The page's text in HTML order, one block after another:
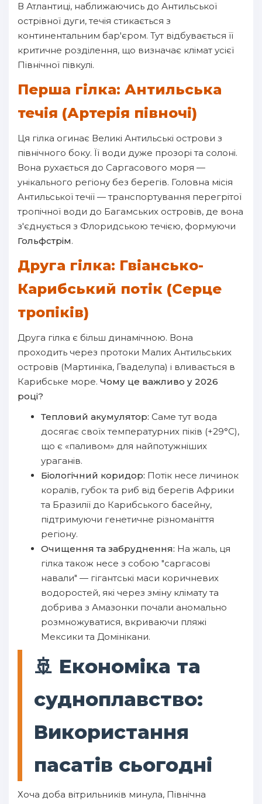
В Атлантиці, наближаючись до Антильської
острівної дуги, течія стикається з
континентальним бар'єром. Тут відбувається її
критичне розділення, що визначає клімат усієї
Північної півкулі.
Перша гілка: Антильська
течія (Артерія півночі)
Ця гілка огинає Великі Антильські острови з
північного боку. Її води дуже прозорі та солоні.
Вона рухається до Саргасового моря —
унікального регіону без берегів. Головна місія
Антильської течії — транспортування перегрітої
тропічної води до Багамських островів, де вона
з'єднується з Флоридською течією, формуючи
Гольфстрім.
Друга гілка: Гвіансько-
Карибський потік (Серце
тропіків)
Друга гілка є більш динамічною. Вона
проходить через протоки Малих Антильських
островів (Мартиніка, Гваделупа) і вливається в
Карибське море. Чому це важливо у 2026
році?
Тепловий акумулятор: Саме тут вода
досягає своїх температурних піків (+29°C),
що є «паливом» для найпотужніших
ураганів.
Біологічний коридор: Потік несе личинок
коралів, губок та риб від берегів Африки
та Бразилії до Карибського басейну,
підтримуючи генетичне різноманіття
регіону.
Очищення та забруднення: На жаль, ця
гілка також несе з собою "саргасові
навали" — гігантські маси коричневих
водоростей, які через зміну клімату та
добрива з Амазонки почали аномально
розмножуватися, вкриваючи пляжі
Мексики та Домінікани.
🚢 Економіка та
судноплавство:
Використання
пасатів сьогодні
Хоча доба вітрильників минула, Північна